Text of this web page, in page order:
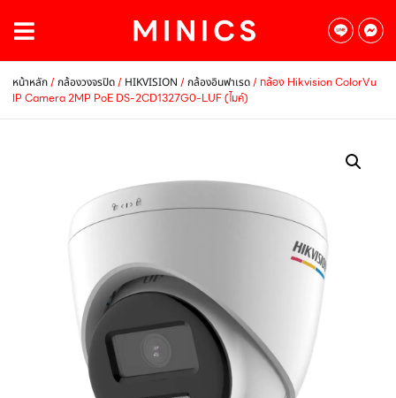
หน้าหลัก/กล้องวงจรปิด/ HIKVISION /กล้องอินฟาเรด/ กล้อง Hikvision ColorVu
IP Camera 2MP PoE DS-2CD1327G0-LUF (ไมค์)